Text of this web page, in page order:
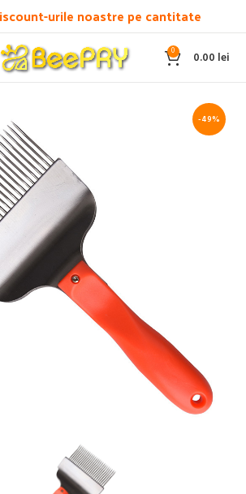
urile noastre pe cantitate
0 0.00 lei
-49%